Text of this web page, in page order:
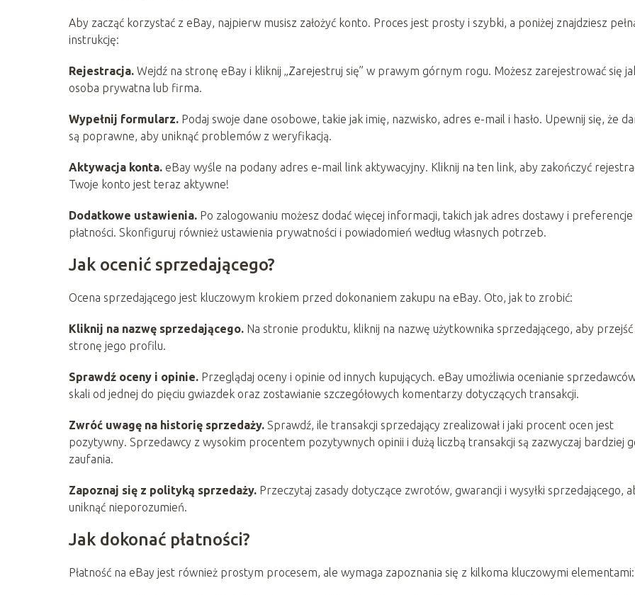
Aby zacząć korzystać z eBay, najpierw musisz założyć konto. Proces jest prosty i szybki, a poniżej znajdziesz
instrukcję:
Rejestracja. Wejdź na stronę eBay i kliknij „Zarejestruj się” w prawym górnym rogu. Możesz zarejestrować się
osoba prywatna lub firma.
Wypełnij formularz. Podaj swoje dane osobowe, takie jak imię, nazwisko, adres e-mail i hasło. Upewnij się, że
są poprawne, aby uniknąć problemów z weryfikacją.
Aktywacja konta. eBay wyśle na podany adres e-mail link aktywacyjny. Kliknij na ten link, aby zakończyć
Twoje konto jest teraz aktywne!
Dodatkowe ustawienia. Po zalogowaniu możesz dodać więcej informacji, takich jak adres dostawy i preferencje
płatności. Skonfiguruj również ustawienia prywatności i powiadomień według własnych potrzeb.
Jak ocenić sprzedającego?
Ocena sprzedającego jest kluczowym krokiem przed dokonaniem zakupu na eBay. Oto, jak to zrobić:
Kliknij na nazwę sprzedającego. Na stronie produktu, kliknij na nazwę użytkownika sprzedającego, aby przejść
stronę jego profilu.
Sprawdź oceny i opinie. Przeglądaj oceny i opinie od innych kupujących. eBay umożliwia ocenianie
skali od jednej do pięciu gwiazdek oraz zostawianie szczegółowych komentarzy dotyczących transakcji.
Zwróć uwagę na historię sprzedaży. Sprawdź, ile transakcji sprzedający zrealizował i jaki procent ocen jest
pozytywny. Sprzedawcy z wysokim procentem pozytywnych opinii i dużą liczbą transakcji są zazwyczaj bardziej
zaufania.
Zapoznaj się z polityką sprzedaży. Przeczytaj zasady dotyczące zwrotów, gwarancji i wysyłki sprzedającego,
uniknąć nieporozumień.
Jak dokonać płatności?
Płatność na eBay jest również prostym procesem, ale wymaga zapoznania się z kilkoma kluczowymi elementami: